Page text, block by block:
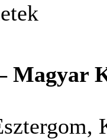
Magyar